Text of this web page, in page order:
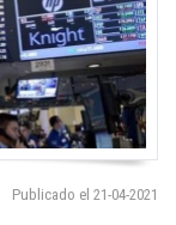
Publicado el 21-04-2021